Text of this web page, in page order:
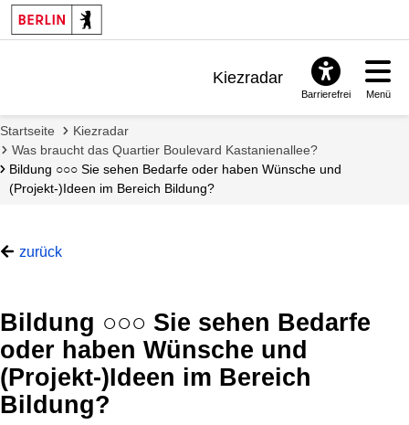
Kiezradar
Barrierefrei Menü
Startseite
Kiezradar
Was braucht das Quartier Boulevard Kastanienallee?
Bildung ○○○ Sie sehen Bedarfe oder haben Wünsche und
(Projekt-)Ideen im Bereich Bildung?
zurück
Bildung ○○○ Sie sehen Bedarfe
oder haben Wünsche und
(Projekt-)Ideen im Bereich
Bildung?